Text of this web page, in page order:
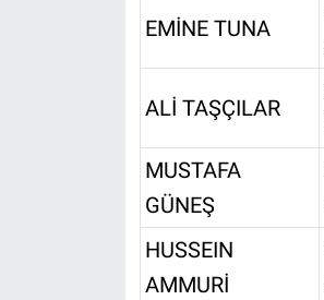
EMİNE TUNA
ALİ TAŞÇILAR
MUSTAFA
GÜNEŞ
HUSSEIN
AMMURİ